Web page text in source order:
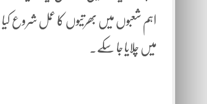
اہم شعبوں میں بھرتیوں کا عمل شروع کیا
میں چلایا جا سکے۔